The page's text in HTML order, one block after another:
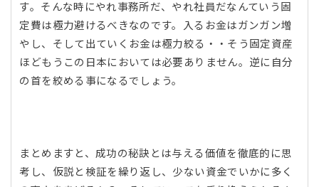
す。そんな時にやれ事務所だ、やれ社員だなんていう固
定費は極力避けるべきなのです。入るお金はガンガン増
やし、そして出ていくお金は極力絞る・・そう固定資産
ほどもうこの日本においては必要ありません。逆に自分
の首を絞める事になるでしょう。
まとめますと、成功の秘訣とは与える価値を徹底的に思
考し、仮説と検証を繰り返し、少ない資金でいかに多く